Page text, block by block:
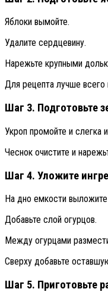
Яблоки вымойте.
Удалите сердцевину.
Нарежьте крупными
Для рецепта лучше всего
Шаг 3. Подготовьте
Укроп промойте и слегка
Чеснок очистите и
Шаг 4. Уложите
На дно емкости выложите
Добавьте слой огурцов.
Между огурцами
Сверху добавьте
Шаг 5. Приготовьте